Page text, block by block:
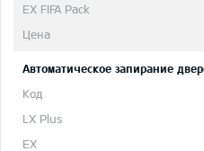
Автоматическое запирание